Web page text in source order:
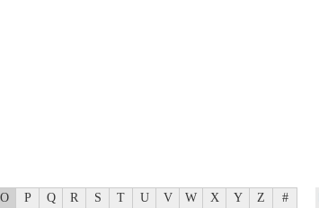
O P Q R S T U V W X Y Z #